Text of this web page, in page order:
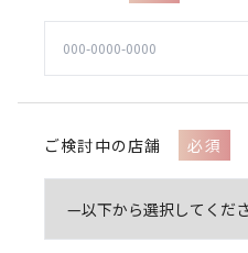
ご検討中の店舗 必須